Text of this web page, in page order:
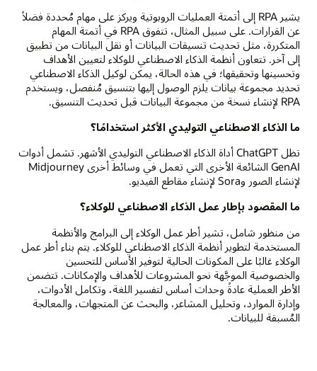
يشير RPA إلى أتمتة العمليات الروبوتية ويركز على مهام مُحددة فضلاً
عن القرارات. على سبيل المثال، تتفوق RPA في أتمتة المهام
المتكررة، مثل تحديث تنسيقات البيانات أو نقل البيانات من تطبيق
إلى آخر. تتعاون أنظمة الذكاء الاصطناعي للوكلاء لتعيين الأهداف
وتحسينها وتحقيقها؛ في هذه الحالة، يمكن لوكيل الذكاء الاصطناعي
تحديد مجموعة بيانات يلزم الوصول إليها بتنسيق مُنفصل، ويستخدم
RPA لإنشاء نسخة من مجموعة البيانات قبل تحديث التنسيق.
ما الذكاء الاصطناعي التوليدي الأكثر استخدامًا؟
تظل ChatGPT أداة الذكاء الاصطناعي التوليدي الأشهر. تشمل أدوات
GenAI الشائعة الأخرى التي تعمل في وسائط أخرى Midjourney
لإنشاء الصور وSora لإنشاء مقاطع الفيديو.
ما المقصود بإطار عمل الذكاء الاصطناعي للوكلاء؟
من منظور شامل، تشير أطر عمل الوكلاء إلى البرامج والأنظمة
المستخدمة لتطوير أنظمة الذكاء الاصطناعي للوكلاء. يتم بناء أطر عمل
الوكلاء غالبًا على المكونات الحالية لتوفير الأساس للتحسين
والخصوصية الموجَّهة نحو المشروعات للأهداف والإمكانات. تتضمن
الأطر العملية عادةً وحدات أساس لتفسير اللغة، وتكامل الأدوات،
وإدارة الموارد، وتحليل المشاعر، والبحث عن المتجهات، والمعالجة
المُسبقة للبيانات.